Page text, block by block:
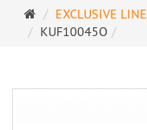
Startseite
EXCLUSIVE LINE
KUF10045O